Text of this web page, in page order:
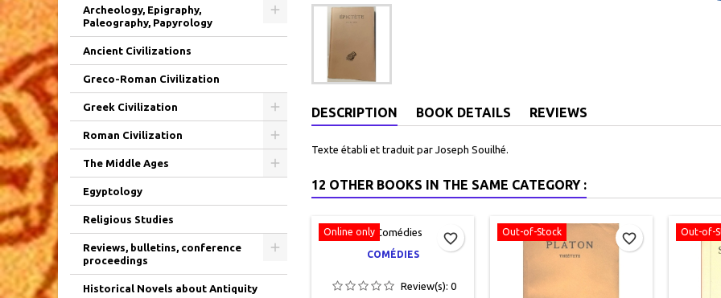
Archeology, Epigraphy,
Paleography, Papyrology
Ancient Civilizations
Greco-Roman Civilization
Greek Civilization
Roman Civilization
The Middle Ages
Egyptology
Religious Studies
Reviews, bulletins, conference
proceedings
Historical Novels about Antiquity
DESCRIPTION BOOK DETAILS REVIEWS
Texte établi et traduit par Joseph Souilhé.
12 OTHER BOOKS IN THE SAME CATEGORY :
Online only
COMÉDIES
Review(s): 0
favorite_border Out-of-Stock favorite_border Out-of-